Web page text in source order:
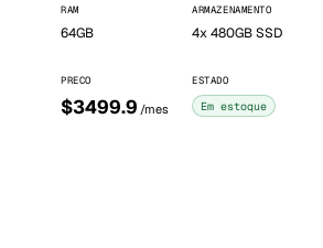
RAM
64GB
ARMAZENAMENTO
4x 480GB SSD
PRECO
$3499.9 /mes
ESTADO
Em estoque